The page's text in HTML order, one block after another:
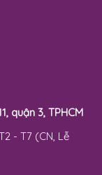
quận 3, TPHCM
- T7 (CN, Lễ